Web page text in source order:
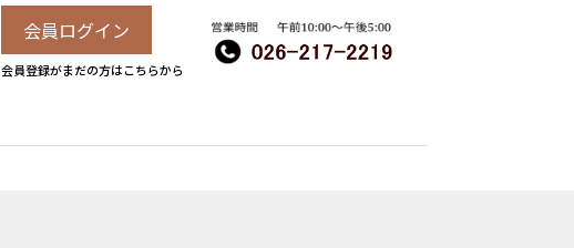
会員ログイン
会員登録がまだの方はこちらから